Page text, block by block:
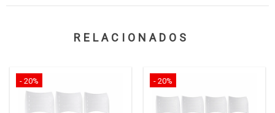
RELACIONADOS
- 20% - 20%